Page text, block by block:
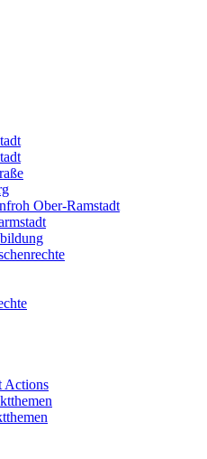
Ober-Ramstadt
Actions